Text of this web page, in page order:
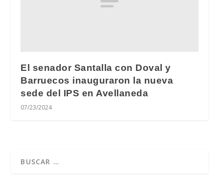
El senador Santalla con Doval y
Barruecos inauguraron la nueva
sede del IPS en Avellaneda
07/23/2024